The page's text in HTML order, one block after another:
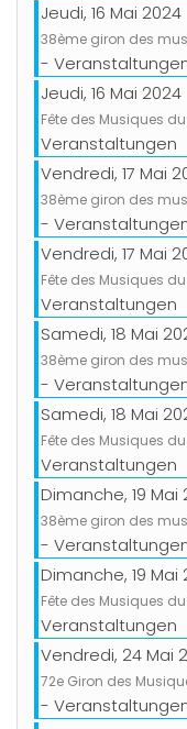
Jeudi, 16 Mai 2024
38ème giron des
-
Jeudi, 16 Mai 2024
Fête des Musiques
Veranstaltungen
Vendredi, 17 Mai
38ème giron des
-
Vendredi, 17 Mai
Fête des Musiques
Veranstaltungen
Samedi, 18 Mai
38ème giron des
-
Samedi, 18 Mai
Fête des Musiques
Veranstaltungen
Dimanche, 19 Mai
38ème giron des
-
Dimanche, 19 Mai
Fête des Musiques
Veranstaltungen
Vendredi, 24 Mai
72e Giron des
-